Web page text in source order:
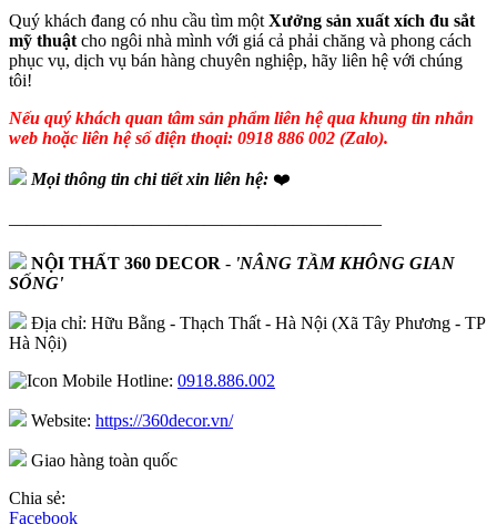
Quý khách đang có nhu cầu tìm một Xưởng sản xuất xích đu sắt
mỹ thuật cho ngôi nhà mình với giá cả phải chăng và phong cách
phục vụ, dịch vụ bán hàng chuyên nghiệp, hãy liên hệ với chúng
tôi!
Nếu quý khách quan tâm sản phẩm liên hệ qua khung tin nhắn
web hoặc liên hệ số điện thoại: 0918 886 002 (Zalo).
Mọi thông tin chi tiết xin liên hệ: ❤️
—————————————————————
NỘI THẤT 360 DECOR - 'NÂNG TẦM KHÔNG GIAN
SỐNG'
Địa chỉ: Hữu Bằng - Thạch Thất - Hà Nội (Xã Tây Phương - TP
Hà Nội)
Hotline: 0918.886.002
Website: https://360decor.vn/
Giao hàng toàn quốc
Chia sẻ:
Facebook